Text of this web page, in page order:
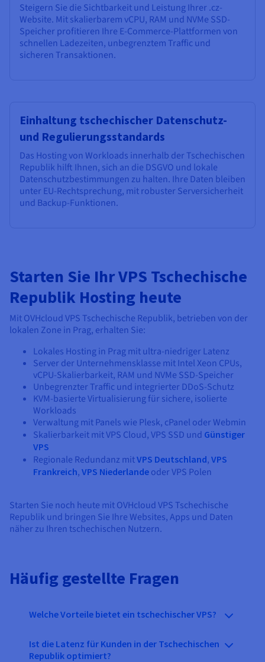
Steigern Sie die Sichtbarkeit und Leistung Ihrer .cz-
Website. Mit skalierbarem vCPU, RAM und NVMe SSD-
Speicher profitieren Ihre E-Commerce-Plattformen von
schnellen Ladezeiten, unbegrenztem Traffic und
sicheren Transaktionen.
Einhaltung tschechischer Datenschutz-
und Regulierungsstandards
Das Hosting von Workloads innerhalb der Tschechischen
Republik hilft Ihnen, sich an die DSGVO und lokale
Datenschutzbestimmungen zu halten. Ihre Daten bleiben
unter EU-Rechtsprechung, mit robuster Serversicherheit
und Backup-Funktionen.
Starten Sie Ihr VPS Tschechische
Republik Hosting heute
Mit OVHcloud VPS Tschechische Republik, betrieben von der
lokalen Zone in Prag, erhalten Sie:
Lokales Hosting in Prag mit ultra-niedriger Latenz
Server der Unternehmensklasse mit Intel Xeon CPUs,
vCPU-Skalierbarkeit, RAM und NVMe SSD-Speicher
Unbegrenzter Traffic und integrierter DDoS-Schutz
KVM-basierte Virtualisierung für sichere, isolierte
Workloads
Verwaltung mit Panels wie Plesk, cPanel oder Webmin
Skalierbarkeit mit VPS Cloud, VPS SSD und Günstiger
VPS
Regionale Redundanz mitVPS Deutschland, VPS
Frankreich, VPS Niederlande oder VPS Polen
Starten Sie noch heute mit OVHcloud VPS Tschechische
Republik und bringen Sie Ihre Websites, Apps und Daten
näher zu Ihren tschechischen Nutzern.
Häufig gestellte Fragen
Welche Vorteile bietet ein tschechischer VPS?
Ist die Latenz für Kunden in der Tschechischen
Republik optimiert?